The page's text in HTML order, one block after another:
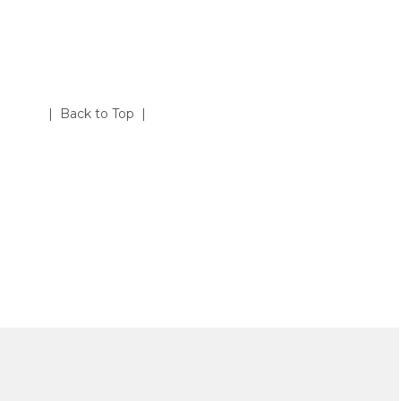
| Back to Top |